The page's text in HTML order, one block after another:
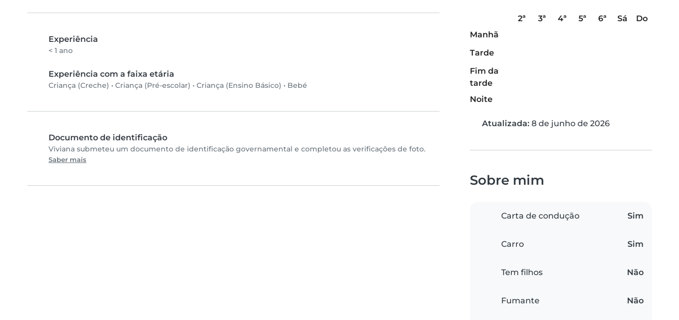
Experiência
< 1 ano
Experiência com a faixa etária
Criança (Creche) • Criança (Pré-escolar) • Criança (Ensino Básico) • Bebé
Documento de identificação
Viviana submeteu um documento de identificação governamental e completou as verificações de foto.
Saber mais
2ª 3ª 4ª 5ª 6ª Sá
Do
Manhã
Tarde
Fim da
tarde
Noite
Atualizada: 8 de junho de 2026
Sobre mim
Carta de condução Sim
Carro Sim
Tem filhos Não
Fumante Não